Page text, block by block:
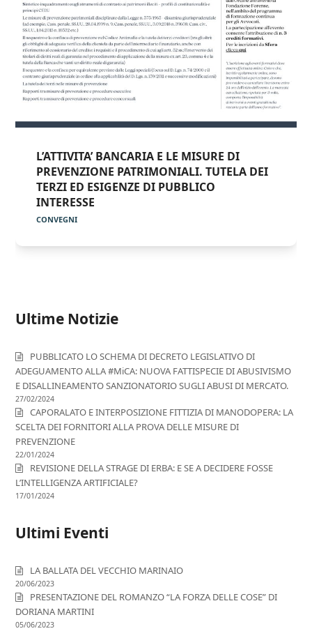
L’ATTIVITA’ BANCARIA E LE MISURE DI
PREVENZIONE PATRIMONIALI. TUTELA DEI
TERZI ED ESIGENZE DI PUBBLICO
INTERESSE
CONVEGNI
Ultime Notizie
PUBBLICATO LO SCHEMA DI DECRETO LEGISLATIVO DI
ADEGUAMENTO ALLA #MiCA: NUOVA FATTISPECIE DI ABUSIVISMO
E DISALLINEAMENTO SANZIONATORIO SUGLI ABUSI DI MERCATO.
27/02/2024
CAPORALATO E INTERPOSIZIONE FITTIZIA DI MANODOPERA: LA
SCELTA DEI FORNITORI ALLA PROVA DELLE MISURE DI
PREVENZIONE
22/01/2024
REVISIONE DELLA STRAGE DI ERBA: E SE A DECIDERE FOSSE
L’INTELLIGENZA ARTIFICIALE?
17/01/2024
Ultimi Eventi
LA BALLATA DEL VECCHIO MARINAIO
20/06/2023
PRESENTAZIONE DEL ROMANZO “LA FORZA DELLE COSE” DI
DORIANA MARTINI
05/06/2023